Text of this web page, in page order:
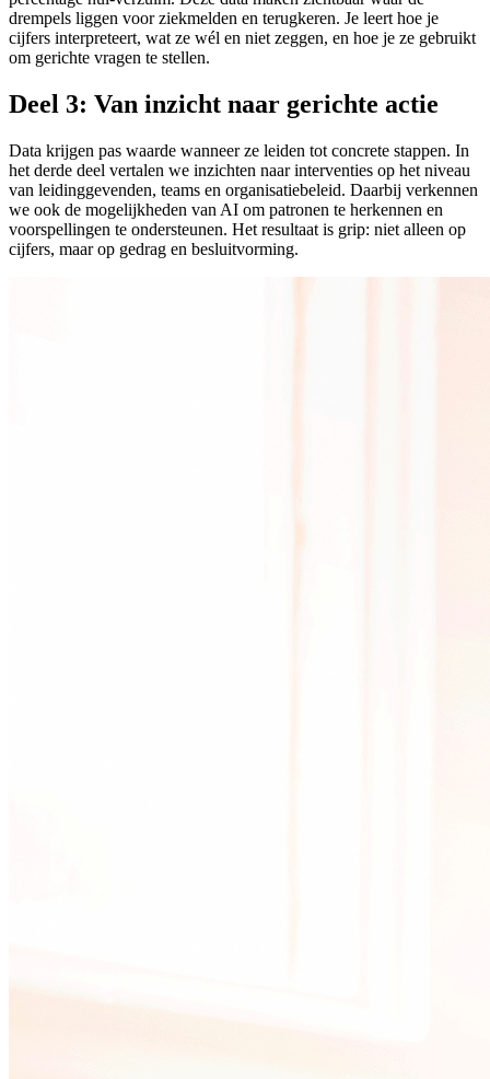
drempels liggen voor ziekmelden en terugkeren. Je leert hoe je
cijfers interpreteert, wat ze wél en niet zeggen, en hoe je ze gebruikt
om gerichte vragen te stellen.
Deel 3: Van inzicht naar gerichte actie
Data krijgen pas waarde wanneer ze leiden tot concrete stappen. In
het derde deel vertalen we inzichten naar interventies op het niveau
van leidinggevenden, teams en organisatiebeleid. Daarbij verkennen
we ook de mogelijkheden van AI om patronen te herkennen en
voorspellingen te ondersteunen. Het resultaat is grip: niet alleen op
cijfers, maar op gedrag en besluitvorming.